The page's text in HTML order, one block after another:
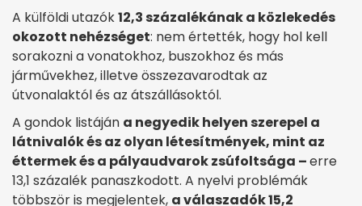
A külföldi utazók12,3 százalékának a közlekedés
okozott nehézséget: nem értették, hogy hol kell
sorakozni a vonatokhoz, buszokhoz és más
járművekhez, illetve összezavarodtak az
útvonalaktól és az átszállásoktól.
A gondok listáján a negyedik helyen szerepel a
látnivalók és az olyan létesítmények, mint az
éttermek és a pályaudvarok zsúfoltsága –erre
13,1 százalék panaszkodott. A nyelvi problémák
többször is megjelentek, a válaszadók 15,2